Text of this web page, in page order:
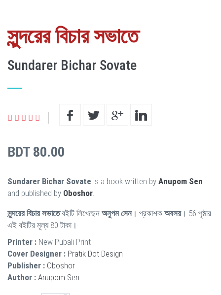
সুন্দরের বিচার সভাতে
Sundarer Bichar Sovate
BDT 80.00
Sundarer Bichar Sovate is a book written by Anupom Sen
and published by Oboshor
সুন্দরের বিচার সভাতেবইটি লিখেছেন অনুপম সেন। প্রকাশক অবসর। 56 পৃষ্ঠার
এই বইটির মূল্য 80 টাকা।
Printer : New Pubali Print
Cover Designer : Pratik Dot Design
Publisher : Oboshor
Author : Anupom Sen